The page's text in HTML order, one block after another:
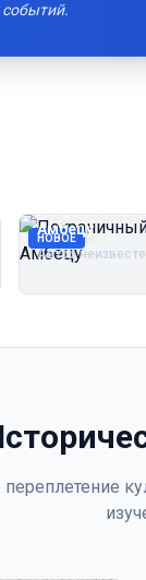
событий.
НОВОЕ
Пограничный
Амбецу
Автор